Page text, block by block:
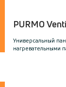
PURMO
Универсальный
нагревательными